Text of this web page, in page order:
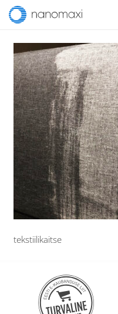
tekstiilikaitse